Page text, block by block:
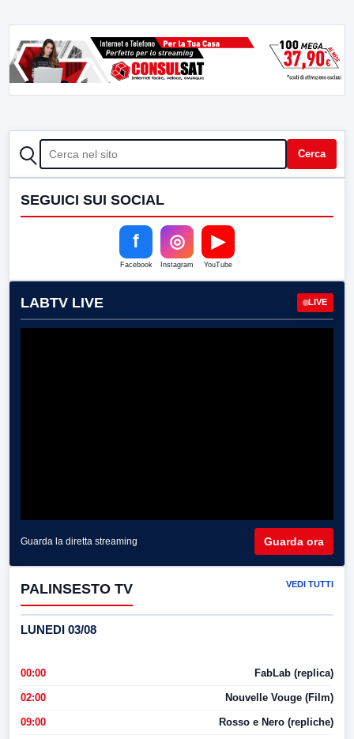
CERCA Cerca
SEGUICI SUI SOCIAL
f
Facebook
◎
Instagram
▶
YouTube
LABTV LIVE LIVE
Guarda la diretta streaming Guarda ora
PALINSESTO TV VEDI TUTTI
LUNEDI 03/08
00:00 FabLab (replica)
02:00 Nouvelle Vouge (Film)
09:00 Rosso e Nero (repliche)